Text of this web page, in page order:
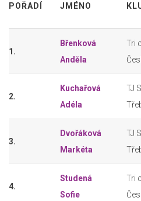
POŘADÍ JMÉNO
1.
Břenková
Anděla
Tri
2.
Kuchařová
Adéla
TJ
3.
Dvořáková
Markéta
TJ
4.
Studená
Sofie
Tri